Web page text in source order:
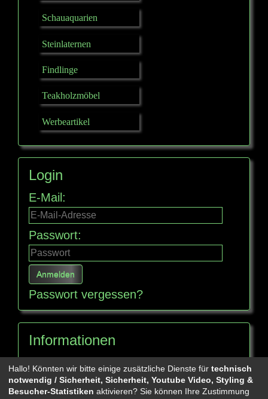
Schauaquarien
Steinlaternen
Findlinge
Teakholzmöbel
Werbeartikel
Login
E-Mail:
Passwort:
Passwort vergessen?
Informationen
Seitenübersicht
Hallo! Könnten wir bitte einige zusätzliche Dienste für technisch
notwendig / Sicherheit, Sicherheit, Youtube Video, Styling &
Besucher-Statistiken aktivieren? Sie können Ihre Zustimmung